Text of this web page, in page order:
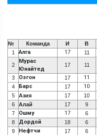
№ Команда И В
1
Алга 17 11
2
Мурас
Юнайтед
17 11
3 Озгон 17 11
4 Барс 17 10
5 Азия 17 10
6
Алай 17 9
7
Ошму 17 6
8 Дордой 18 6
9 Нефтчи 17 6